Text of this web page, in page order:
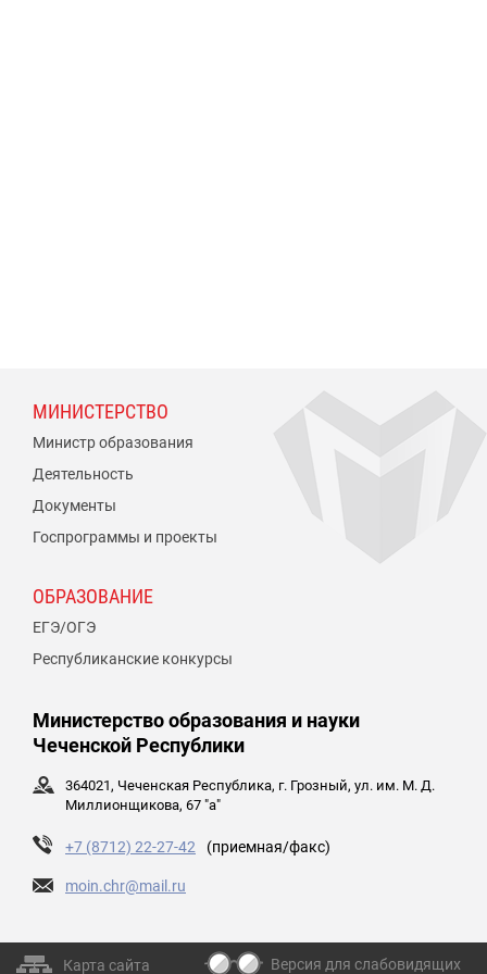
МИНИСТЕРСТВО
Министр образования
Деятельность
Документы
Госпрограммы и проекты
ОБРАЗОВАНИЕ
ЕГЭ/ОГЭ
Республиканские конкурсы
Министерство образования и науки
Чеченской Республики
364021, Чеченская Республика, г. Грозный, ул. им. М. Д.
Миллионщикова, 67 "а"
+7 (8712) 22-27-42 (приемная/факс)
moin.chr@mail.ru
Карта сайта Версия для слабовидящих